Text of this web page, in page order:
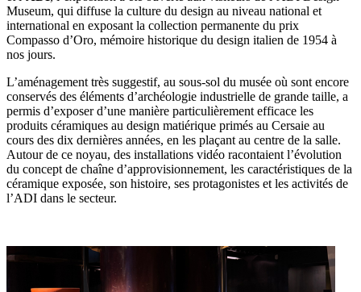
Museum, qui diffuse la culture du design au niveau national et
international en exposant la collection permanente du prix
Compasso d’Oro, mémoire historique du design italien de 1954 à
nos jours.
L’aménagement très suggestif, au sous-sol du musée où sont encore
conservés des éléments d’archéologie industrielle de grande taille, a
permis d’exposer d’une manière particulièrement efficace les
produits céramiques au design matiérique primés au Cersaie au
cours des dix dernières années, en les plaçant au centre de la salle.
Autour de ce noyau, des installations vidéo racontaient l’évolution
du concept de chaîne d’approvisionnement, les caractéristiques de la
céramique exposée, son histoire, ses protagonistes et les activités de
l’ADI dans le secteur.